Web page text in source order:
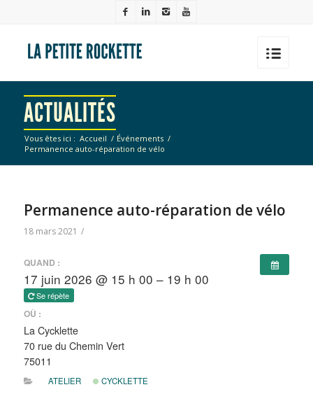
ACTUALITÉS
Vous êtes ici : Accueil / Événements /
Permanence auto-réparation de vélo
Permanence auto-réparation de vélo
18 mars 2021 /
QUAND :
17 juin 2026 @ 15 h 00 – 19 h 00
Se répète
OÙ :
La Cycklette
70 rue du Chemin Vert
75011
ATELIER CYCKLETTE